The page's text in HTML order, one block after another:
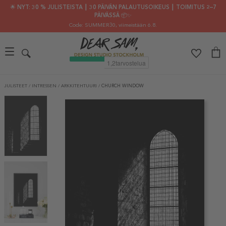
🌟 NYT: 30 % JULISTEISTA ┃ 30 PÄIVÄN PALAUTUSOIKEUS ┃ TOIMITUS 2–7
PÄIVÄSSÄ 📦✨
Code: SUMMER30, viimeistään 6.8.
JULISTEET / INTRESSEN / ARKKITEHTUURI / CHURCH WINDOW